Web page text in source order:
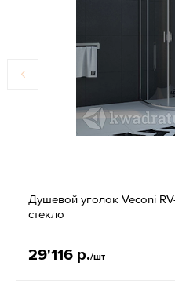
Душевой уголок Veconi
стекло
29'116 р./шт